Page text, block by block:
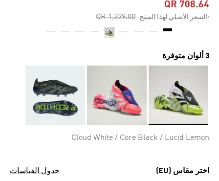
QR 708.64
:السعر الأصلي لهذا المنتج Price reduced from
QR 1,229.00
to
3 ألوان متوفرة
Cloud White / Core Black / Lucid Lemon
اختر مقاس (EU) جدول القياسات